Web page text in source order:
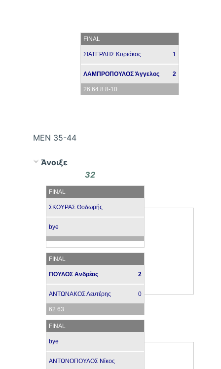
FINAL
ΣΙΑΤΕΡΛΗΣ Κυριάκος 1
ΛΑΜΠΡΟΠΟΥΛΟΣ Άγγελος 2
26 64 8 8-10
ΜΕΝ 35-44
Άνοιξε
32
FINAL
ΣΚΟΥΡΑΣ Θοδωρής
bye
FINAL
ΠΟΥΛΟΣ Ανδρέας 2
ΑΝΤΩΝΑΚΟΣ Λευτέρης 0
62 63
FINAL
bye
ΑΝΤΩΝΟΠΟΥΛΟΣ Νίκος